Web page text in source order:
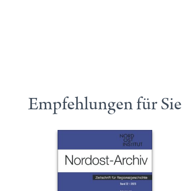
Empfehlungen für Sie